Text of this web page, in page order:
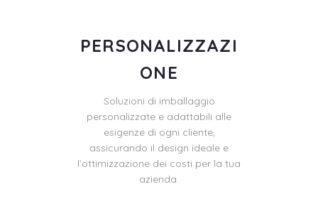
PERSONALIZZAZI
ONE
Soluzioni di imballaggio
personalizzate e adattabili alle
esigenze di ogni cliente,
assicurando il design ideale e
l’ottimizzazione dei costi per la tua
azienda.